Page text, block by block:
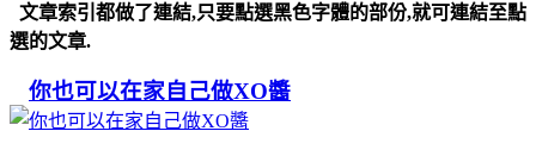
文章索引都做了連結,只要點選黑色字體的部份,就可連結至點
選的文章.
你也可以在家自己做XO醬